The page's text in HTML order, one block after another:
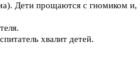
Дети прощаются с гномиком и,
хвалит детей.